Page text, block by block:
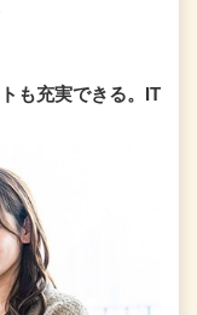
も充実できる。IT